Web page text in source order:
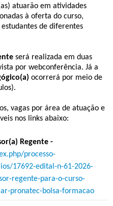
atuarão em atividades
à oferta do curso,
de diferentes
será realizada em duas
por webconferência. Já a
ocorrerá por meio de
vagas por área de atuação e
nos links abaixo:
Regente -
processo-
17692-edital-n-61-2026-
regente-para-o-curso-
pronatec-bolsa-formacao